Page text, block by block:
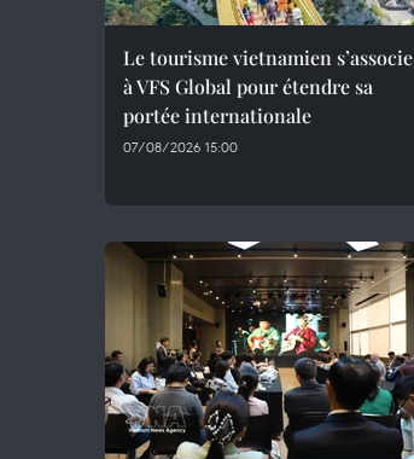
Le tourisme vietnamien s’associe
à VFS Global pour étendre sa
portée internationale
07/08/2026 15:00